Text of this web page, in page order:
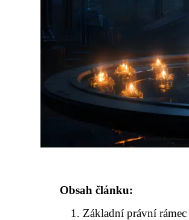
Obsah článku:
Základní právní